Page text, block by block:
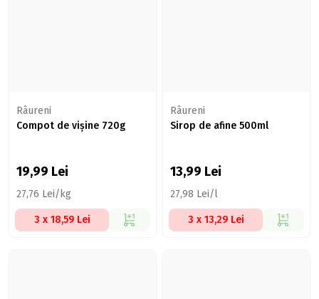
Râureni
Compot de vișine 720g
19,99 Lei
27,76 Lei/kg
3 x 18,59 Lei
Râureni
Sirop de afine 500ml
13,99 Lei
27,98 Lei/l
3 x 13,29 Lei